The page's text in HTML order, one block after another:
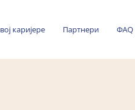
каријере Партнери ФАQ